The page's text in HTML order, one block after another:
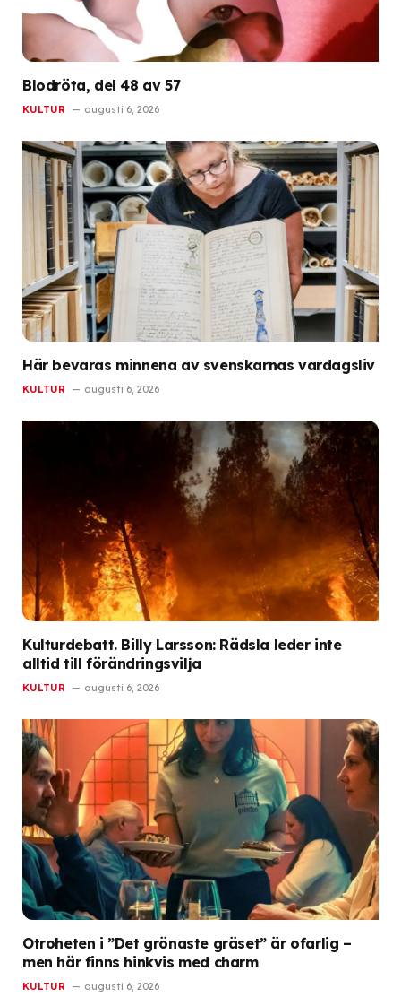
Blodröta, del 48 av 57
KULTUR augusti 6, 2026
Här bevaras minnena av svenskarnas vardagsliv
KULTUR augusti 6, 2026
Kulturdebatt. Billy Larsson: Rädsla leder inte
alltid till förändringsvilja
KULTUR augusti 6, 2026
Otroheten i ”Det grönaste gräset” är ofarlig –
men här finns hinkvis med charm
KULTUR augusti 6, 2026